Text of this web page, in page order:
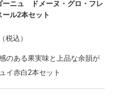
ーニュ ドメーヌ・グロ・フレ
ール2本セット
（税込）
のある果実味と上品な余韻が
イ赤白2本セット